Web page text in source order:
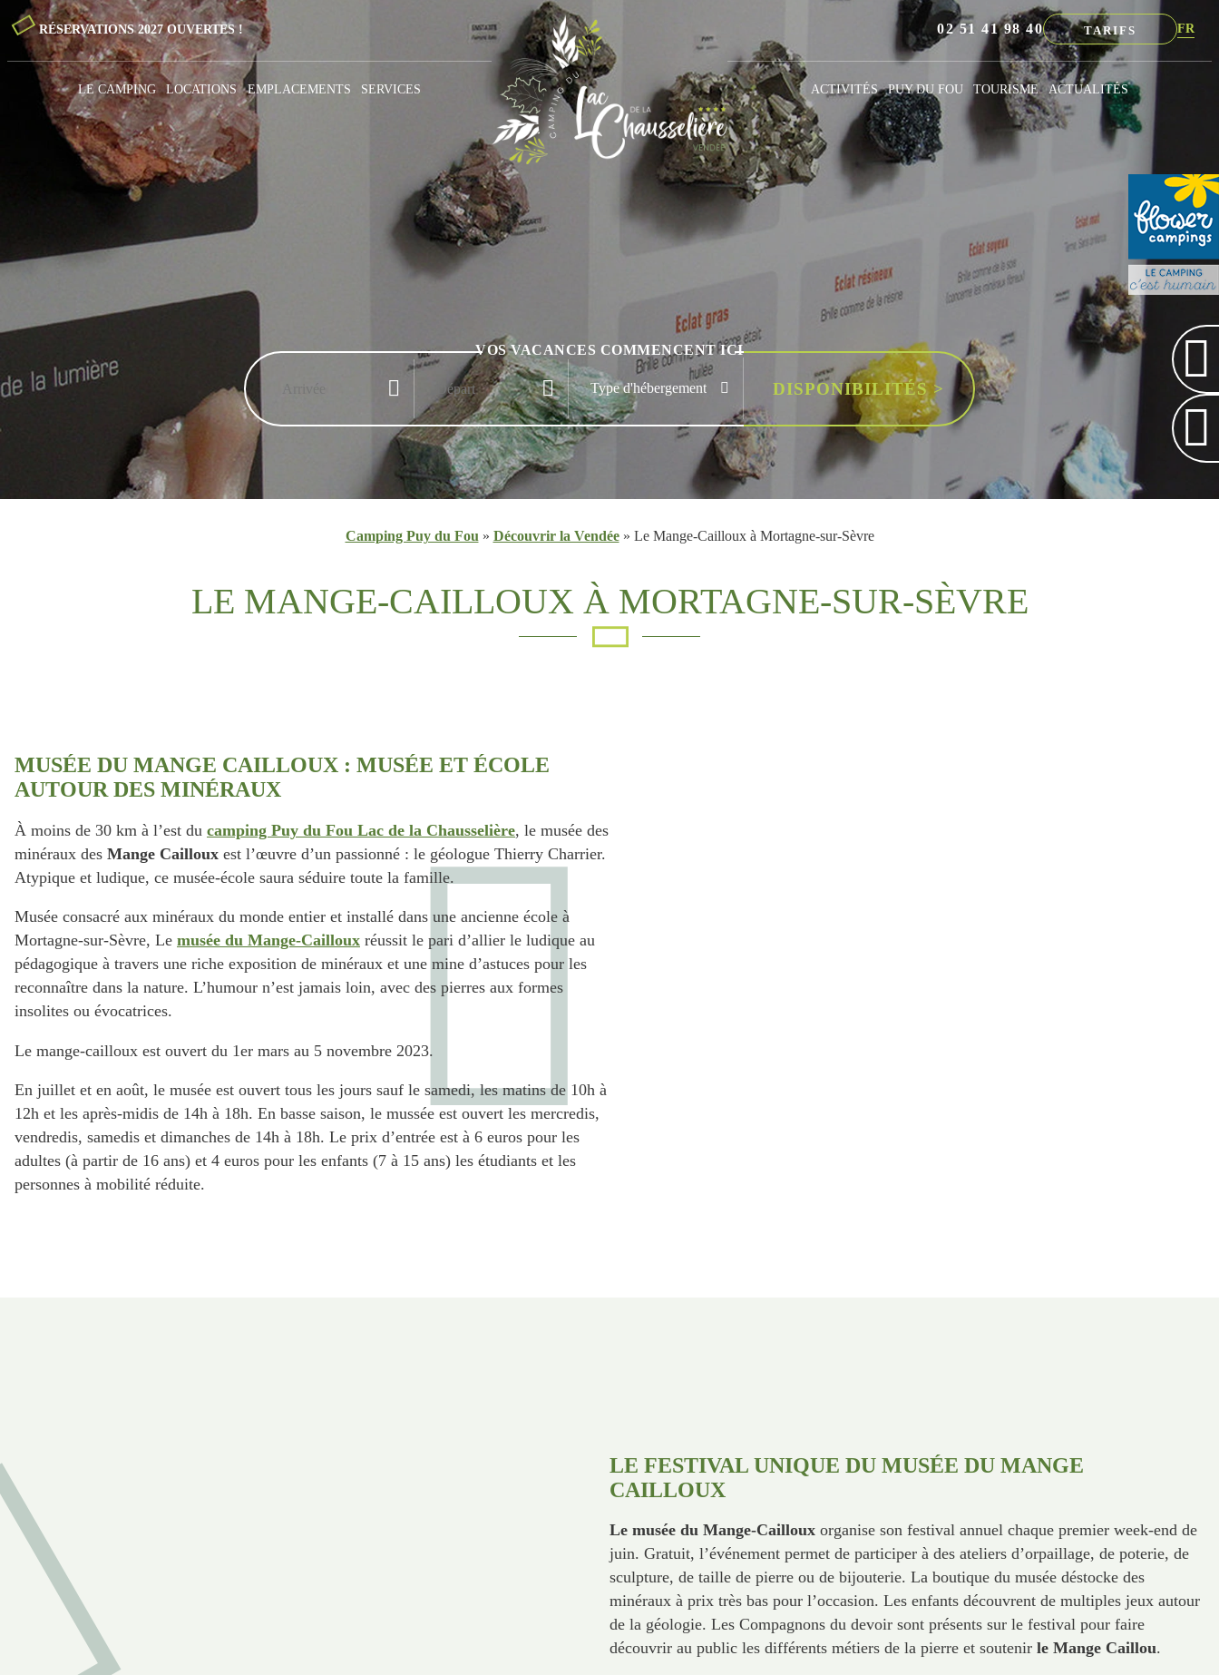
RÉSERVATIONS 2027 OUVERTES ! 02 51 41 98 40 TARIFS FR
LE CAMPING LOCATIONS EMPLACEMENTS SERVICES ACTIVITÉS PUY DU FOU TOURISME ACTUALITÉS
VOS VACANCES COMMENCENT ICI
Camping Puy du Fou » Découvrir la Vendée» Le Mange-Cailloux à Mortagne-sur-Sèvre
LE MANGE-CAILLOUX À MORTAGNE-SUR-SÈVRE
MUSÉE DU MANGE CAILLOUX : MUSÉE ET ÉCOLE
AUTOUR DES MINÉRAUX
À moins de 30 km à l’est du camping Puy du Fou Lac de la Chausselière, le musée des
minéraux des Mange Cailloux est l’œuvre d’un passionné : le géologue Thierry Charrier.
Atypique et ludique, ce musée-école saura séduire toute la famille.
Musée consacré aux minéraux du monde entier et installé dans une ancienne école à
Mortagne-sur-Sèvre, Le musée du Mange-Cailloux réussit le pari d’allier le ludique au
pédagogique à travers une riche exposition de minéraux et une mine d’astuces pour les
reconnaître dans la nature. L’humour n’est jamais loin, avec des pierres aux formes
insolites ou évocatrices.
Le mange-cailloux est ouvert du 1er mars au 5 novembre 2023.
En juillet et en août, le musée est ouvert tous les jours sauf le samedi, les matins de 10h à
12h et les après-midis de 14h à 18h. En basse saison, le mussée est ouvert les mercredis,
vendredis, samedis et dimanches de 14h à 18h. Le prix d’entrée est à 6 euros pour les
adultes (à partir de 16 ans) et 4 euros pour les enfants (7 à 15 ans) les étudiants et les
personnes à mobilité réduite.
LE FESTIVAL UNIQUE DU MUSÉE DU MANGE
CAILLOUX
Le musée du Mange-Cailloux organise son festival annuel chaque premier week-end de
juin. Gratuit, l’événement permet de participer à des ateliers d’orpaillage, de poterie, de
sculpture, de taille de pierre ou de bijouterie. La boutique du musée déstocke des
minéraux à prix très bas pour l’occasion. Les enfants découvrent de multiples jeux autour
de la géologie. Les Compagnons du devoir sont présents sur le festival pour faire
découvrir au public les différents métiers de la pierre et soutenir le Mange Caillou.